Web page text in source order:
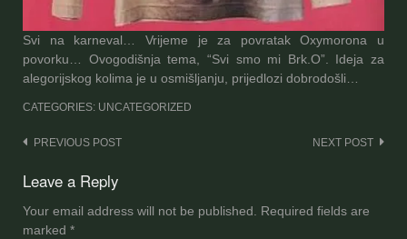
Svi na karneval… Vrijeme je za povratak Oxymorona u
povorku… Ovogodišnja tema, “Svi smo mi Brk.O”. Ideja za
alegorijskog kolima je u osmišljanju, prijedlozi dobrodošli…
CATEGORIES: UNCATEGORIZED
Post
navigation
PREVIOUS POST NEXT POST
Leave a Reply
Your email address will not be published. Required fields are
marked *